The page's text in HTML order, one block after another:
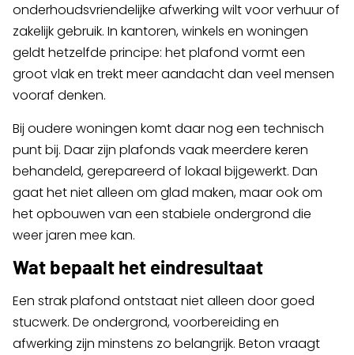
onderhoudsvriendelijke afwerking wilt voor verhuur of
zakelijk gebruik. In kantoren, winkels en woningen
geldt hetzelfde principe: het plafond vormt een
groot vlak en trekt meer aandacht dan veel mensen
vooraf denken.
Bij oudere woningen komt daar nog een technisch
punt bij. Daar zijn plafonds vaak meerdere keren
behandeld, gerepareerd of lokaal bijgewerkt. Dan
gaat het niet alleen om glad maken, maar ook om
het opbouwen van een stabiele ondergrond die
weer jaren mee kan.
Wat bepaalt het eindresultaat
Een strak plafond ontstaat niet alleen door goed
stucwerk. De ondergrond, voorbereiding en
afwerking zijn minstens zo belangrijk. Beton vraagt